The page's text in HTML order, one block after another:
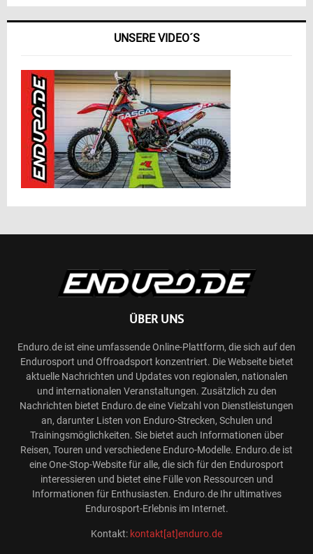
UNSERE VIDEO´S
ÜBER UNS
Enduro.de ist eine umfassende Online-Plattform, die sich auf den
Endurosport und Offroadsport konzentriert. Die Webseite bietet
aktuelle Nachrichten und Updates von regionalen, nationalen
und internationalen Veranstaltungen. Zusätzlich zu den
Nachrichten bietet Enduro.de eine Vielzahl von Dienstleistungen
an, darunter Listen von Enduro-Strecken, Schulen und
Trainingsmöglichkeiten. Sie bietet auch Informationen über
Reisen, Touren und verschiedene Enduro-Modelle. Enduro.de ist
eine One-Stop-Website für alle, die sich für den Endurosport
interessieren und bietet eine Fülle von Ressourcen und
Informationen für Enthusiasten. Enduro.de Ihr ultimatives
Endurosport-Erlebnis im Internet.
Kontakt: kontakt[at]enduro.de